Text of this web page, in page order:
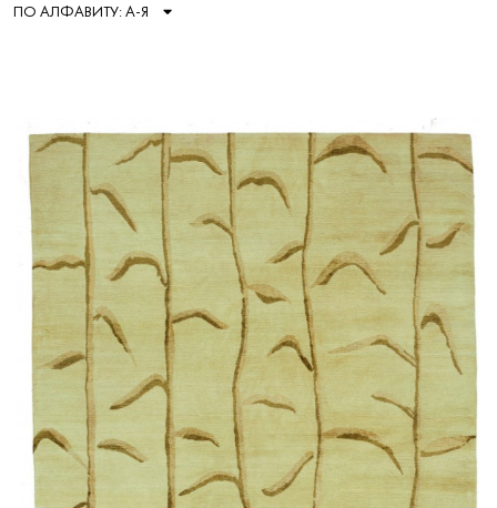
ПО АЛФАВИТУ: А-Я